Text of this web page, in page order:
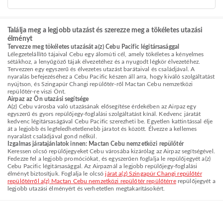
Találja meg a legjobb utazást és szerezze meg a tökéletes utazási
élményt
Tervezze meg tökéletes utazását a(z) Cebu Pacific légitársasággal
Lélegzetelállító tájaival Cebu egy álomúti cél, amely tökéletes a kényelmes
sétákhoz, a lenyűgöző tájak élvezetéhez és a nyugodt légkör élvezetéhez.
Tervezzen egy egyszerű és élvezetes utazást barátaival és családjával. A
nyaralás befejezéséhez a Cebu Pacific készen áll arra, hogy kiváló szolgáltatást
nyújtson, és Szingapúr Changi repülőtér-ről Mactan Cebu nemzetközi
repülőtér-re viszi Önt.
Airpaz az Ön utazási segítsége
A(z) Cebu városba való utazásának elősegítése érdekében az Airpaz egy
egyszerű és gyors repülőjegy-foglalási szolgáltatást kínál. Kedvenc járatát
kedvenc légitársaságával Cebu Pacific szerezheti be. Egyetlen kattintással élje
át a legjobb és legfeledhetetlenebb járatot és között. Élvezze a kellemes
nyaralást családjával gond nélkül.
Izgalmas járatajánlatok innen: Mactan Cebu nemzetközi repülőtér
Keressen olcsó repülőjegyeket Cebu városába kizárólag az Airpaz segítségével.
Fedezze fel a legjobb promóciókat, és egyszerűen foglalja le repülőjegyét a(z)
Cebu Pacific légitársasággal. Az Airpaznál a legjobb repülőjegy-foglalási
élményt biztosítjuk. Foglalja le olcsójárat a(z) Szingapúr Changi repülőtér
repülőtérről a(z) Mactan Cebu nemzetközi repülőtér repülőtérrerepülőjegyét a
legjobb utazási élményért és verhetetlen megtakarításokért.